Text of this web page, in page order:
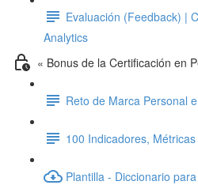
Evaluación (Feedback) |
Analytics
« Bonus de la Certificación en
Reto de Marca Personal
100 Indicadores,
Plantilla - Diccionario